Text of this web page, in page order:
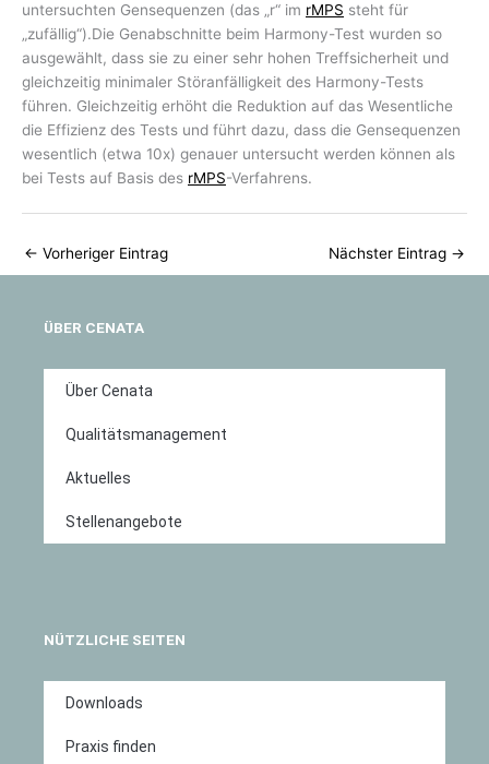
untersuchten Gensequenzen (das „r“ im rMPS steht für
„zufällig“).Die Genabschnitte beim Harmony-Test wurden so
ausgewählt, dass sie zu einer sehr hohen Treffsicherheit und
gleichzeitig minimaler Störanfälligkeit des Harmony-Tests
führen. Gleichzeitig erhöht die Reduktion auf das Wesentliche
die Effizienz des Tests und führt dazu, dass die Gensequenzen
wesentlich (etwa 10x) genauer untersucht werden können als
bei Tests auf Basis des rMPS-Verfahrens.
← Vorheriger Eintrag Nächster Eintrag →
ÜBER CENATA
Über Cenata
Qualitätsmanagement
Aktuelles
Stellenangebote
NÜTZLICHE SEITEN
Downloads
Praxis finden